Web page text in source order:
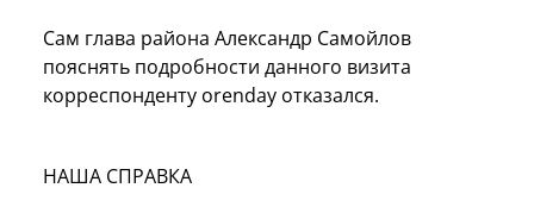
Сам глава района Александр Самойлов
пояснять подробности данного визита
корреспонденту orenday отказался.
НАША СПРАВКА